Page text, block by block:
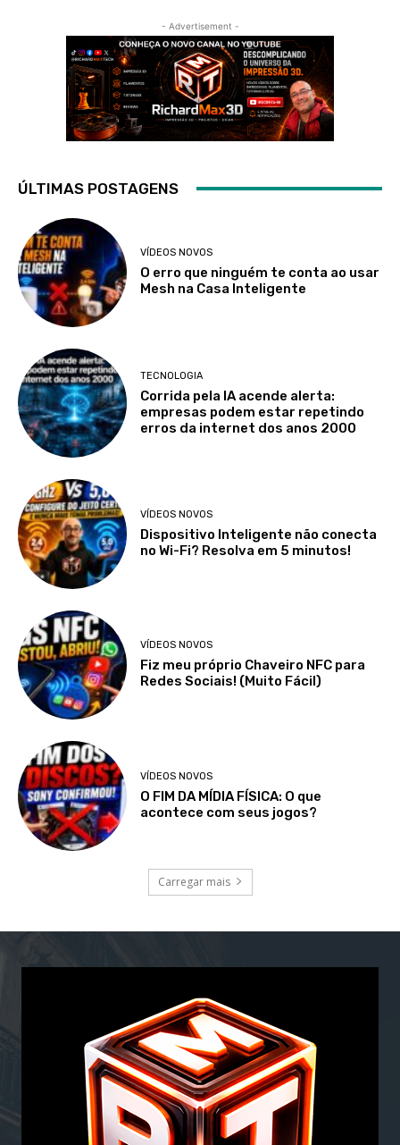
- Advertisement -
ÚLTIMAS POSTAGENS
VÍDEOS NOVOS
O erro que ninguém te conta ao usar
Mesh na Casa Inteligente
TECNOLOGIA
Corrida pela IA acende alerta:
empresas podem estar repetindo
erros da internet dos anos 2000
VÍDEOS NOVOS
Dispositivo Inteligente não conecta
no Wi-Fi? Resolva em 5 minutos!
VÍDEOS NOVOS
Fiz meu próprio Chaveiro NFC para
Redes Sociais! (Muito Fácil)
VÍDEOS NOVOS
O FIM DA MÍDIA FÍSICA: O que
acontece com seus jogos?
Carregar mais